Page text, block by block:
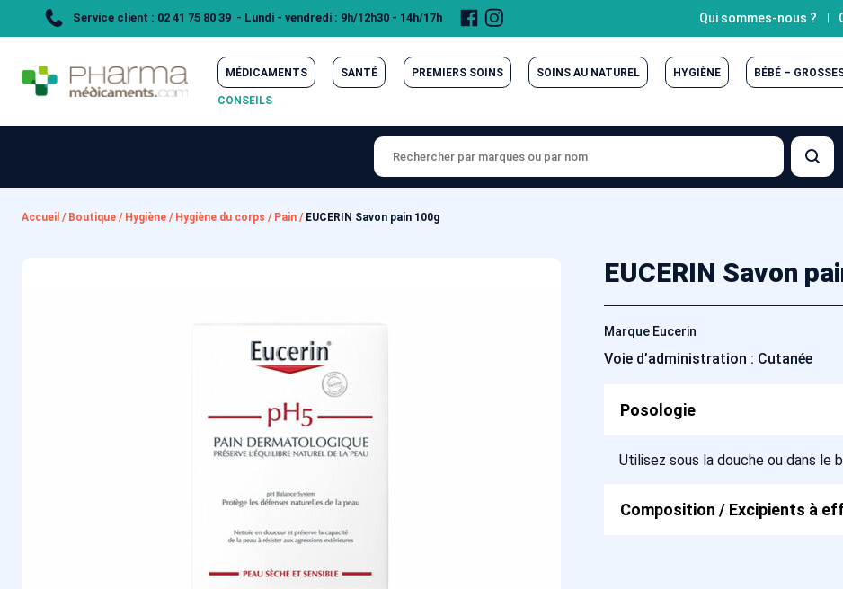
Service client : 02 41 75 80 39 - Lundi - vendredi : 9h/12h30 - 14h/17h
Page
Facebook
Instagram
Qui sommes-nous ?
MÉDICAMENTS SANTÉ PREMIERS SOINS SOINS AU NATUREL HYGIÈNE BÉBÉ –
CONSEILS
Accueil / Boutique / Hygiène / Hygiène du corps / Pain / EUCERIN Savon pain 100g
EUCERIN Savon
Marque Eucerin
Voie d’administration : Cutanée
Posologie
Utilisez sous la douche ou dans le
Composition / Excipients à